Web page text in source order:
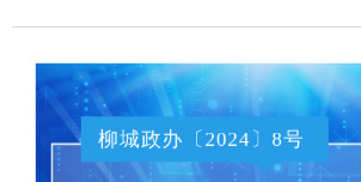
互动回应
数据专题